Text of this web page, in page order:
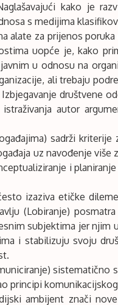
kako je
s medijima
alate za prijenos
uopće je, kako
u odnosu na
ali trebaju
društvene
autor
sadrži
uz navođenje
i
izaziva etičke
(Lobiranje)
subjektima jer
i stabilizuju svoju
principi
ambijent znači